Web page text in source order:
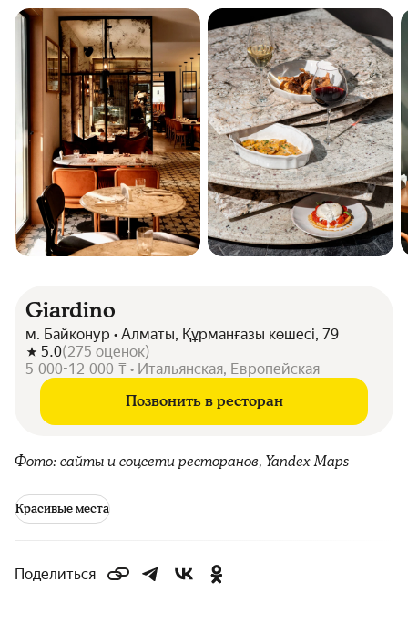
Giardino
м. Байконур • Алматы, Құрманғазы көшесі, 79
5.0(275 оценок)
5 000-12 000 ₸ • Итальянская, Европейская
Позвонить в ресторан
Фото: сайты и соцсети ресторанов, Yandex Maps
Красивые места
Поделиться